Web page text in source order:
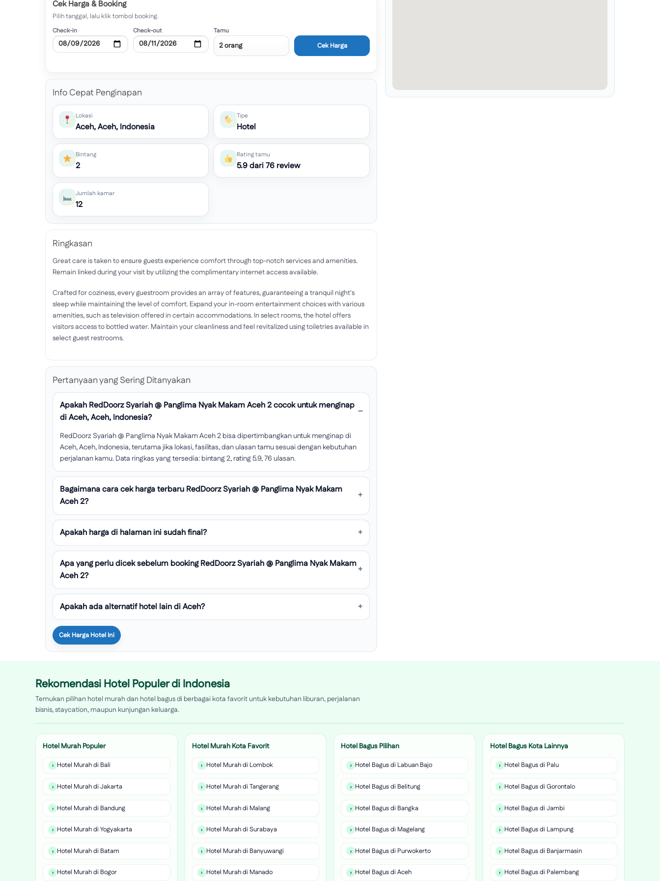
Cek Harga & Booking
Pilih tanggal, lalu klik tombol booking.
Check-in Check-out Tamu
Cek Harga
Info Cepat Penginapan
Lokasi
Aceh, Aceh, Indonesia
Tipe
Hotel
Bintang
2
Rating tamu
5.9 dari 76 review
Jumlah kamar
12
Ringkasan
Great care is taken to ensure guests experience comfort through top-notch services and amenities.
Remain linked during your visit by utilizing the complimentary internet access available.
Crafted for coziness, every guestroom provides an array of features, guaranteeing a tranquil night's
sleep while maintaining the level of comfort. Expand your in-room entertainment choices with various
amenities, such as television offered in certain accommodations. In select rooms, the hotel offers
visitors access to bottled water. Maintain your cleanliness and feel revitalized using toiletries available in
select guest restrooms.
Pertanyaan yang Sering Ditanyakan
Apakah RedDoorz Syariah @ Panglima Nyak Makam Aceh 2 cocok untuk menginap
di Aceh, Aceh, Indonesia?
RedDoorz Syariah @ Panglima Nyak Makam Aceh 2 bisa dipertimbangkan untuk menginap di
Aceh, Aceh, Indonesia, terutama jika lokasi, fasilitas, dan ulasan tamu sesuai dengan kebutuhan
perjalanan kamu. Data ringkas yang tersedia: bintang 2, rating 5.9, 76 ulasan.
Bagaimana cara cek harga terbaru RedDoorz Syariah @ Panglima Nyak Makam
Aceh 2?
Apakah harga di halaman ini sudah final?
Apa yang perlu dicek sebelum booking RedDoorz Syariah @ Panglima Nyak Makam
Aceh 2?
Apakah ada alternatif hotel lain di Aceh?
Cek Harga Hotel Ini
Rekomendasi Hotel Populer di Indonesia
Temukan pilihan hotel murah dan hotel bagus di berbagai kota favorit untuk kebutuhan liburan, perjalanan
bisnis, staycation, maupun kunjungan keluarga.
Hotel Murah Populer
Hotel Murah di Bali
Hotel Murah di Jakarta
Hotel Murah di Bandung
Hotel Murah di Yogyakarta
Hotel Murah di Batam
Hotel Murah di Bogor
Hotel Murah Kota Favorit
Hotel Murah di Lombok
Hotel Murah di Tangerang
Hotel Murah di Malang
Hotel Murah di Surabaya
Hotel Murah di Banyuwangi
Hotel Murah di Manado
Hotel Bagus Pilihan
Hotel Bagus di Labuan Bajo
Hotel Bagus di Belitung
Hotel Bagus di Bangka
Hotel Bagus di Magelang
Hotel Bagus di Purwokerto
Hotel Bagus di Aceh
Hotel Bagus Kota Lainnya
Hotel Bagus di Palu
Hotel Bagus di Gorontalo
Hotel Bagus di Jambi
Hotel Bagus di Lampung
Hotel Bagus di Banjarmasin
Hotel Bagus di Palembang